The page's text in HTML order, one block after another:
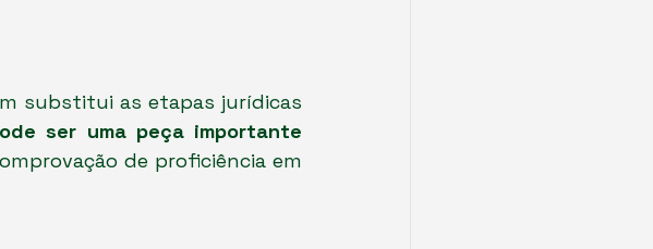
substitui as etapas jurídicas
ser uma peça importante
de proficiência em